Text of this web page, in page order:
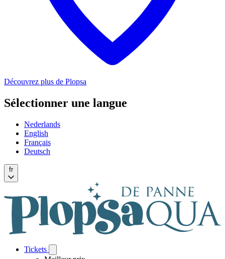
Découvrez plus de Plopsa
Sélectionner une langue
Nederlands
English
Français
Deutsch
fr
Tickets
Tickets